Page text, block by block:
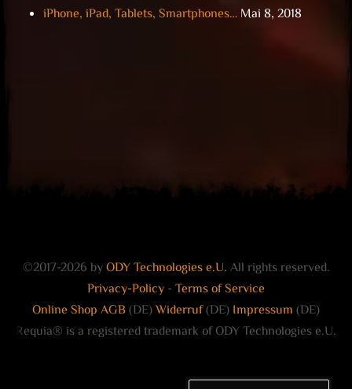
iPhone, iPad, Tablets, Smartphones… Mai 8, 2018
©2017-2026 byODY Technologies e.U. All rights reserved.
Privacy-Policy - Terms of Service
Online Shop AGB(DE)Widerruf(DE) Impressum (DE)
Requia® is a registered trademark of ODY Technologies e.U.